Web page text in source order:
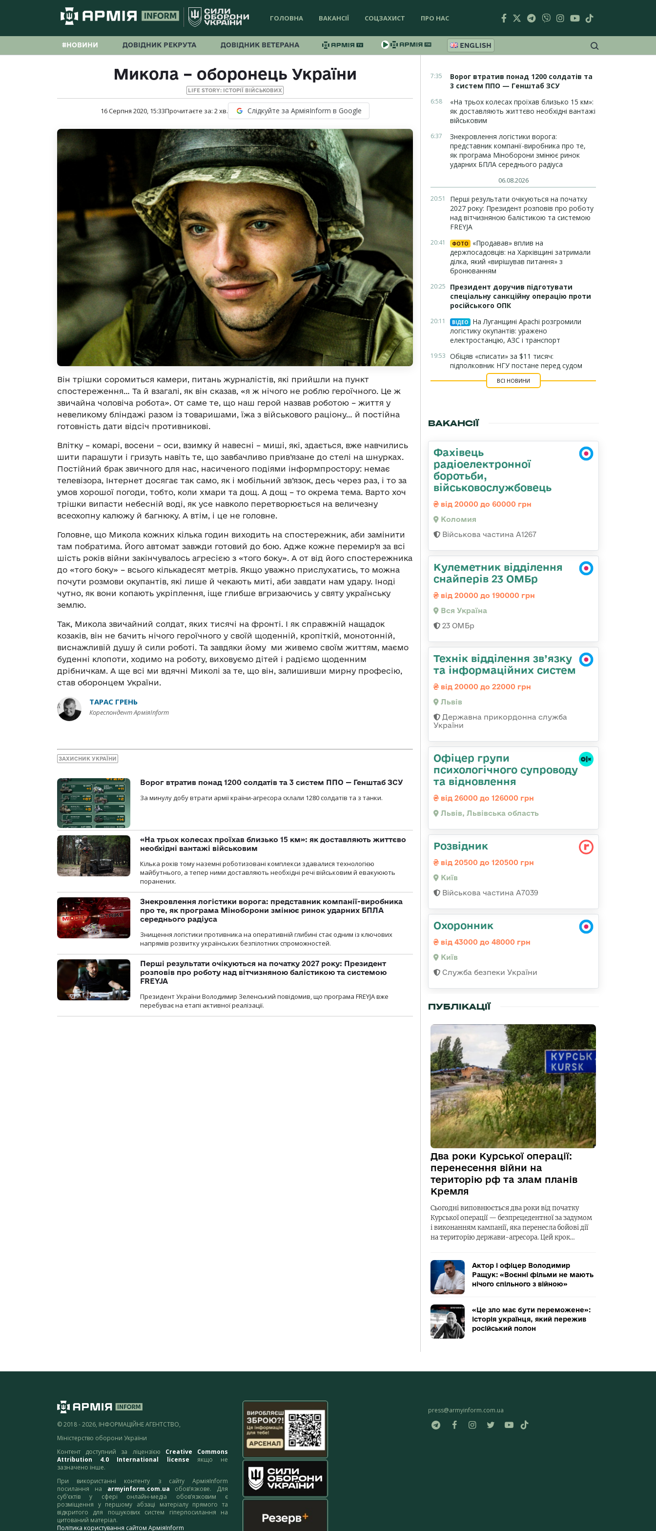
ГОЛОВНА ВАКАНСІЇ СОЦЗАХИСТ ПРО НАС
#НОВИНИ ДОВІДНИК РЕКРУТА ДОВІДНИК ВЕТЕРАНА ENGLISH
Микола – оборонець України
LIFE STORY: ІСТОРІЇ ВІЙСЬКОВИХ
16 Серпня 2020, 15:33Прочитаєте за: 2хв. Слідкуйте за АрміяInform в Google
Він трішки соромиться камери, питань журналістів, які прийшли на пункт
спостереження… Та й взагалі, як він сказав, «я ж нічого не роблю героїчного. Це ж
звичайна чоловіча робота». От саме те, що наш герой назвав роботою – життя у
невеликому бліндажі разом із товаришами, їжа з військового раціону… й постійна
готовність дати відсіч противникові.
Влітку – комарі, восени – оси, взимку й навесні – миші, які, здається, вже навчились
шити парашути і гризуть навіть те, що завбачливо прив’язане до стелі на шнурках.
Постійний брак звичного для нас, насиченого подіями інформпростору: немає
телевізора, Інтернет досягає так само, як і мобільний зв’язок, десь через раз, і то за
умов хорошої погоди, тобто, коли хмари та дощ. А дощ – то окрема тема. Варто хоч
трішки випасти небесній воді, як усе навколо перетворюється на величезну
всеохопну калюжу й багнюку. А втім, і це не головне.
Головне, що Микола кожних кілька годин виходить на спостережник, аби замінити
там побратима. Його автомат завжди готовий до бою. Адже кожне перемир’я за всі
шість років війни закінчувалось агресією з «того боку». А от від його спостережника
до «того боку» – всього кількадесят метрів. Якщо уважно прислухатись, то можна
почути розмови окупантів, які лише й чекають миті, аби завдати нам удару. Іноді
чутно, як вони копають укріплення, іще глибше вгризаючись у святу українську
землю.
Так, Микола звичайний солдат, яких тисячі на фронті. І як справжній нащадок
козаків, він не бачить нічого героїчного у своїй щоденній, кропіткій, монотонній,
виснажливій душу й сили роботі. Та завдяки йому ми живемо своїм життям, маємо
буденні клопоти, ходимо на роботу, виховуємо дітей і радіємо щоденним
дрібничкам. А ще всі ми вдячні Миколі за те, що він, залишивши мирну професію,
став оборонцем України.
ТАРАС ГРЕНЬ
Кореспондент АрміяInform
ЗАХИСНИК УКРАЇНИ
Ворог втратив понад 1200 солдатів та 3 систем ППО — Генштаб ЗСУ
За минулу добу втрати армії країни-агресора склали 1280 солдатів та з танки.
«На трьох колесах проїхав близько 15 км»: як доставляють життєво
необхідні вантажі військовим
Кілька років тому наземні роботизовані комплекси здавалися технологією
майбутнього, а тепер ними доставляють необхідні речі військовим й евакуюють
поранених.
Знекровлення логістики ворога: представник компанії-виробника
про те, як програма Міноборони змінює ринок ударних БПЛА
середнього радіуса
Знищення логістики противника на оперативній глибині стає одним із ключових
напрямів розвитку українських безпілотних спроможностей.
Перші результати очікуються на початку 2027 року: Президент
розповів про роботу над вітчизняною балістикою та системою
FREYJA
Президент України Володимир Зеленський повідомив, що програма FREYJA вже
перебуває на етапі активної реалізації.
7:35
Ворог втратив понад 1200 солдатів та
3 систем ППО — Генштаб ЗСУ
6:58
«На трьох колесах проїхав близько 15 км»:
як доставляють життєво необхідні вантажі
військовим
6:37
Знекровлення логістики ворога:
представник компанії-виробника про те,
як програма Міноборони змінює ринок
ударних БПЛА середнього радіуса
06.08.2026
20:51
Перші результати очікуються на початку
2027 року: Президент розповів про роботу
над вітчизняною балістикою та системою
FREYJA
20:41 ФОТО
«Продавав» вплив на
держпосадовців: на Харківщині затримали
ділка, який «вирішував питання» з
бронюванням
20:25
Президент доручив підготувати
спеціальну санкційну операцію проти
російського ОПК
20:11 ВІДЕО
На Луганщині Apachi розгромили
логістику окупантів: уражено
електростанцію, АЗС і транспорт
19:53 Обіцяв «списати» за $11 тисяч:
підполковник НГУ постане перед судом
ВСІ НОВИНИ
ВАКАНСІЇ
Фахівець
радіоелектронної
боротьби,
військовослужбовець
від 20000 до 60000 грн
Коломия
Військова частина А1267
Кулеметник відділення
снайперів 23 ОМБр
від 20000 до 190000 грн
Вся Україна
23 ОМБр
Технік відділення зв’язку
та інформаційних систем
від 20000 до 22000 грн
Львів
Державна прикордонна служба
України
Офіцер групи
психологічного супроводу
та відновлення
від 26000 до 126000 грн
Львів, Львівська область
Розвідник
від 20500 до 120500 грн
Київ
Військова частина А7039
Охоронник
від 43000 до 48000 грн
Київ
Служба безпеки України
ПУБЛІКАЦІЇ
Два роки Курської операції:
перенесення війни на
територію рф та злам планів
Кремля
Сьогодні виповнюється два роки від початку
Курської операції — безпрецедентної за задумом
і виконанням кампанії, яка перенесла бойові дії
на територію держави-агресора. Цей крок…
Актор і офіцер Володимир
Ращук: «Воєнні фільми не мають
нічого спільного з війною»
«Це зло має бути переможене»:
історія українця, який пережив
російський полон
© 2018 - 2026, ІНФОРМАЦІЙНЕ АГЕНТСТВО,
Міністерство оборони України
Контент доступний за ліцензією Creative Commons
Attribution 4.0 International license якщо не
зазначено інше.
При використанні контенту з сайту АрміяInform
посилання на armyinform.com.ua обов’язкове. Для
суб’єктів у сфері онлайн-медіа обов’язковим є
розміщення у першому абзаці матеріалу прямого та
відкритого для пошукових систем гіперпосилання на
цитований матеріал.
Політика користування сайтом АрміяInform
press@armyinform.com.ua